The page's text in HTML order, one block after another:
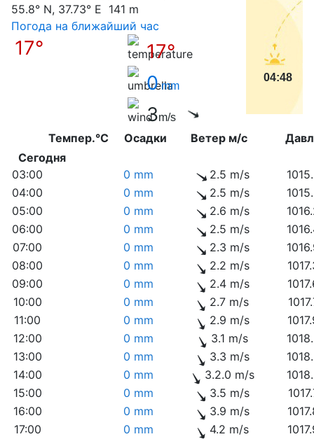
55.8° N, 37.73° E 141 m
Погода на ближайший час
17°
17°
0mm
3m/s
04:48
Темпер.°C Осадки Ветер м/с
Сегодня
03:00
0 mm 2.5 m/s
04:00
0 mm 2.5 m/s
05:00
0 mm 2.6 m/s
06:00
0 mm 2.5 m/s
07:00
0 mm 2.3 m/s
08:00
0 mm 2.2 m/s
09:00
0 mm 2.4 m/s
10:00
0 mm 2.7 m/s
11:00
0 mm 2.9 m/s
12:00
0 mm 3.1 m/s
13:00
0 mm 3.3 m/s
14:00
0 mm 3.2.0 m/s
15:00
0 mm 3.5 m/s
16:00
0 mm 3.9 m/s
17:00
0 mm 4.2 m/s